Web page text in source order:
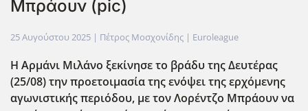
Μπράουν (pic)
25 Αυγούστου 2025 | Πέτρος Μοσχονίδης | Euroleague
Η Αρμάνι Μιλάνο ξεκίνησε το βράδυ της Δευτέρας
(25/08) την προετοιμασία της ενόψει της ερχόμενης
αγωνιστικής περιόδου, με τον Λορέντζο Μπράουν να